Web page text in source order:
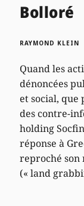
Bolloré
RAYMOND KLEIN
Quand les
dénoncées
et social, que
des contre-
holding
réponse à
reproché son
(« land